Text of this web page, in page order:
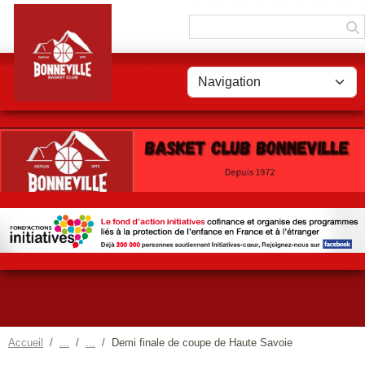
Accueil Demi finale de coupe de Haute Savoie